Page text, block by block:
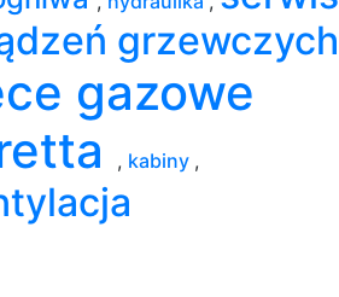
grzewczych
gazowe
, kabiny ,